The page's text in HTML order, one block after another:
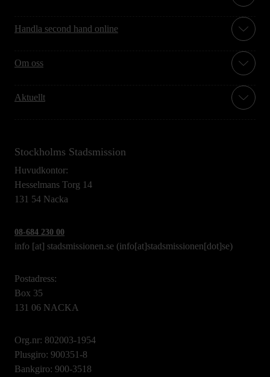
Handla second hand online
Om oss
Aktuellt
Stockholms Stadsmission
Huvudkontor:
Hesselmans Torg 14
131 54 Nacka
08-684 230 00
info [at] stadsmissionen.se (info[at]stadsmissionen[dot]se)
Postadress:
Box 35
131 06 NACKA
Org.nr: 802003-1954
Plusgiro: 900351-8
Bankgiro: 900-3518